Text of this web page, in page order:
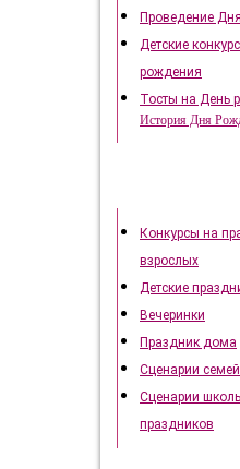
Проведение
Детские
рождения
Тосты на День
История Дня
Конкурсы на
взрослых
Детские
Вечеринки
Праздник дома
Сценарии
Сценарии
праздников